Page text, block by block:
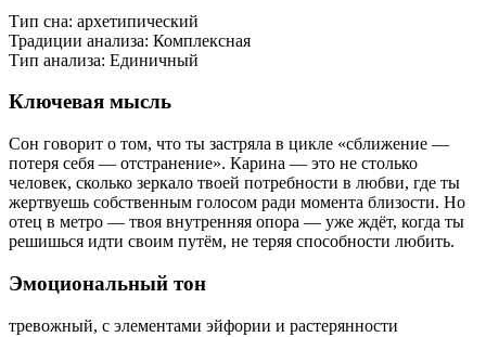
Тип сна: архетипический
Традиции анализа: Комплексная
Тип анализа: Единичный
Ключевая мысль
Сон говорит о том, что ты застряла в цикле «сближение —
потеря себя — отстранение». Карина — это не столько
человек, сколько зеркало твоей потребности в любви, где ты
жертвуешь собственным голосом ради момента близости. Но
отец в метро — твоя внутренняя опора — уже ждёт, когда ты
решишься идти своим путём, не теряя способности любить.
Эмоциональный тон
тревожный, с элементами эйфории и растерянности